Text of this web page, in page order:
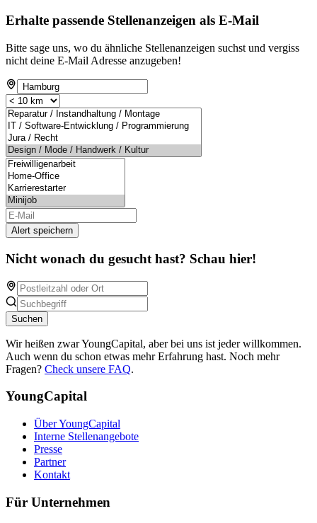
Erhalte passende Stellenanzeigen als E-Mail
Bitte sage uns, wo du ähnliche Stellenanzeigen suchst und vergiss
nicht deine E-Mail Adresse anzugeben!
Alert speichern
Nicht wonach du gesucht hast? Schau hier!
Suchen
Wir heißen zwar YoungCapital, aber bei uns ist jeder willkommen.
Auch wenn du schon etwas mehr Erfahrung hast. Noch mehr
Fragen? Check unsere FAQ.
YoungCapital
Über YoungCapital
Interne Stellenangebote
Presse
Partner
Kontakt
Für Unternehmen